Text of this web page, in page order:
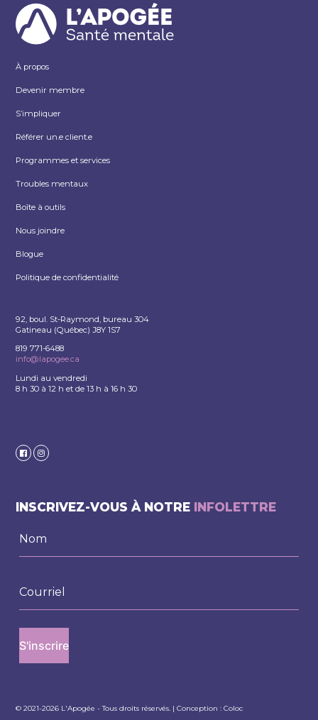
À propos
Devenir membre
S’impliquer
Référer un.e client.e
Programmes et services
Troubles mentaux
Boîte à outils
Nous joindre
Blogue
Politique de confidentialité
92, boul. St-Raymond, bureau 304
Gatineau (Québec) J8Y 1S7
819 771-6488
info@lapogee.ca
Lundi au vendredi
8 h 30 à 12 h et de 13 h à 16 h 30
INSCRIVEZ-VOUS À NOTRE INFOLETTRE
© 2021-2026 L'Apogée - Tous droits réservés. | Conception :Coloc